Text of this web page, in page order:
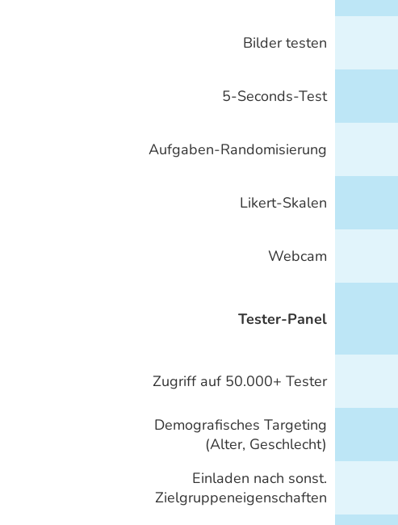
Bilder testen
5-Seconds-Test
Aufgaben-Randomisierung
Likert-Skalen
Webcam
Tester-Panel
Zugriff auf 50.000+ Tester
Demografisches Targeting
(Alter, Geschlecht)
Einladen nach sonst.
Zielgruppeneigenschaften